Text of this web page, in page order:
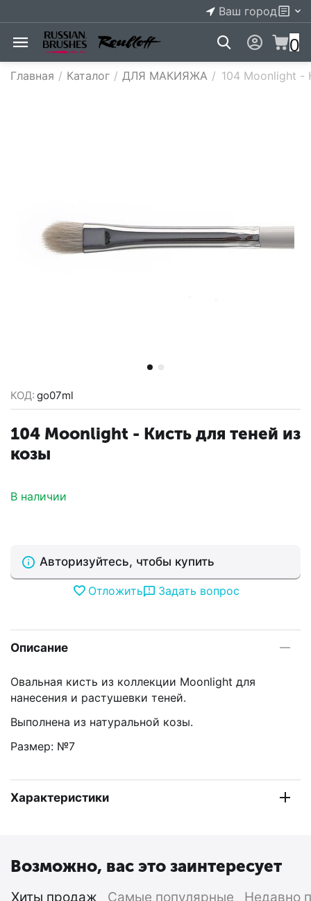
Ваш город
0
Главная / Каталог / ДЛЯ МАКИЯЖА / 104 Moonlight -
КОД: go07ml
104 Moonlight - Кисть для теней из
козы
В наличии
Авторизуйтесь, чтобы купить
Отложить Задать вопрос
Описание
Овальная кисть из коллекции Moonlight для
нанесения и растушевки теней.
Выполнена из натуральной козы.
Размер: №7
Характеристики
Возможно, вас это заинтересует
Хиты продаж Самые популярные Недавно